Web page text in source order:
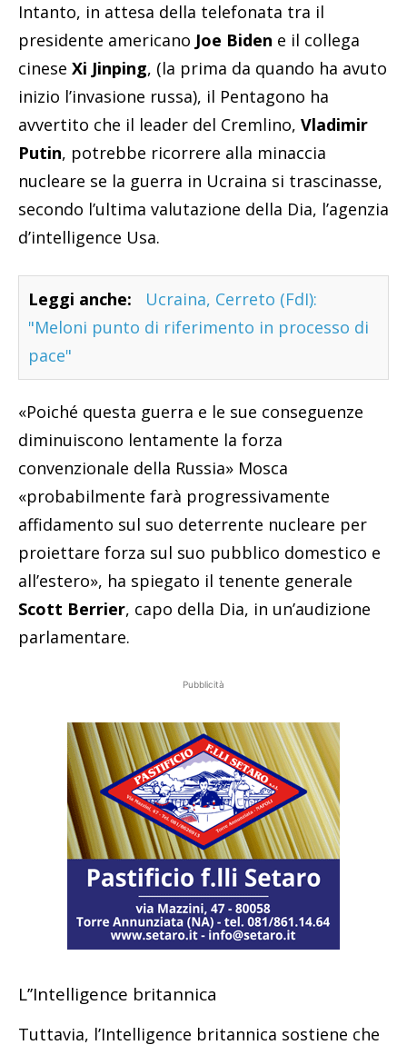
Intanto, in attesa della telefonata tra il
presidente americano Joe Biden e il collega
cinese Xi Jinping, (la prima da quando ha avuto
inizio l’invasione russa), il Pentagono ha
avvertito che il leader del Cremlino, Vladimir
Putin, potrebbe ricorrere alla minaccia
nucleare se la guerra in Ucraina si trascinasse,
secondo l’ultima valutazione della Dia, l’agenzia
d’intelligence Usa.
Leggi anche:
Ucraina, Cerreto (FdI):
"Meloni punto di riferimento in processo di
pace"
«Poiché questa guerra e le sue conseguenze
diminuiscono lentamente la forza
convenzionale della Russia» Mosca
«probabilmente farà progressivamente
affidamento sul suo deterrente nucleare per
proiettare forza sul suo pubblico domestico e
all’estero», ha spiegato il tenente generale
Scott Berrier, capo della Dia, in un’audizione
parlamentare.
Pubblicità
L’’Intelligence britannica
Tuttavia, l’Intelligence britannica sostiene che